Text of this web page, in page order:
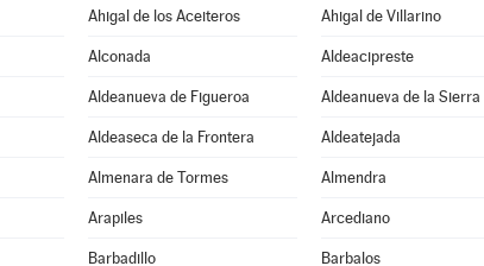
Ahigal de los Aceiteros Ahigal de Villarino
Alconada Aldeacipreste
Aldeanueva de Figueroa Aldeanueva de la Sierra
Aldeaseca de la Frontera Aldeatejada
Almenara de Tormes Almendra
Arapiles Arcediano
Barbadillo Barbalos